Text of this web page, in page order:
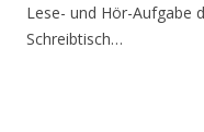
Lese- und Hör-Aufgabe
Schreibtisch…